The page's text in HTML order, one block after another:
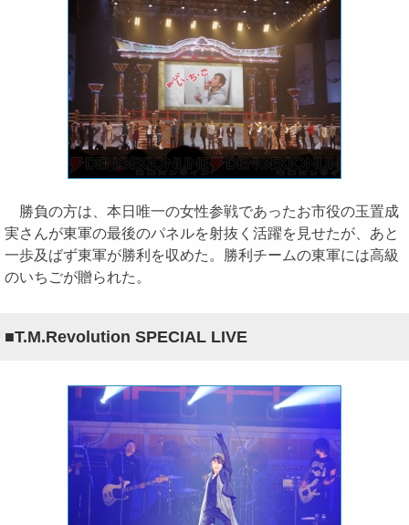
勝負の方は、本日唯一の女性参戦であったお市役の玉置成
実さんが東軍の最後のパネルを射抜く活躍を見せたが、あと
一歩及ばず東軍が勝利を収めた。勝利チームの東軍には高級
のいちごが贈られた。
■T.M.Revolution SPECIAL LIVE